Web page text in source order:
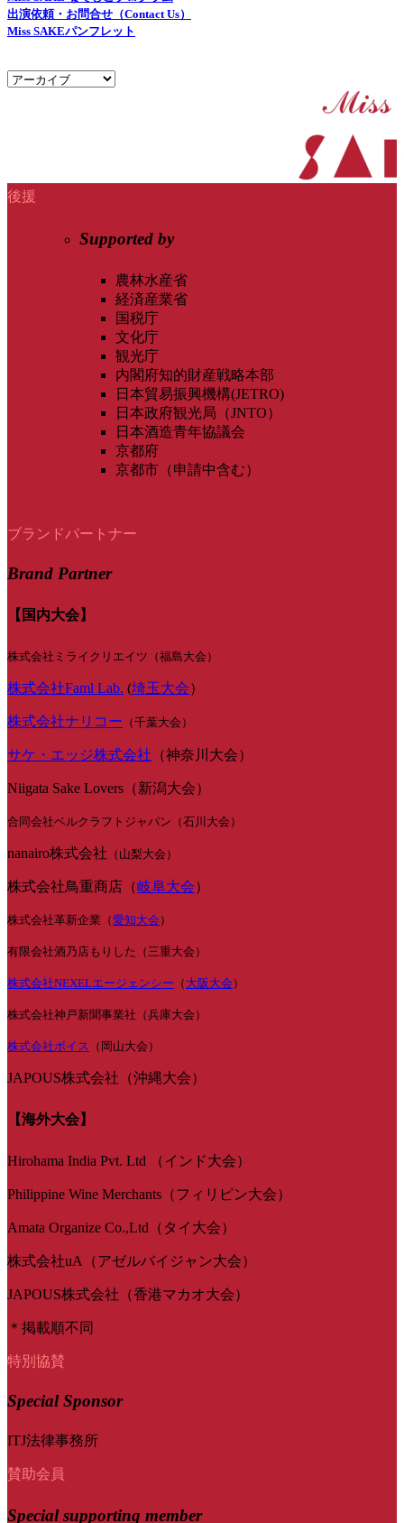
出演依頼・お問合せ（Contact Us）
Miss SAKEパンフレット
後援
Supported by
農林水産省
経済産業省
国税庁
文化庁
観光庁
内閣府知的財産戦略本部
日本貿易振興機構(JETRO)
日本政府観光局（JNTO）
日本酒造青年協議会
京都府
京都市（申請中含む）
ブランドパートナー
Brand Partner
【国内大会】
株式会社ミライクリエイツ（福島大会）
株式会社Faml Lab. (埼玉大会）
株式会社ナリコー （千葉大会）
サケ・エッジ株式会社 （神奈川大会）
Niigata Sake Lovers（新潟大会）
合同会社ベルクラフトジャパン（石川大会）
nanairo株式会社 （山梨大会）
株式会社鳥重商店（岐阜大会）
株式会社革新企業（愛知大会 ）
有限会社酒乃店もりした（三重大会）
株式会社NEXELエージェンシー （ 大阪大会 ）
株式会社神戸新聞事業社（兵庫大会）
株式会社ボイス （岡山大会）
JAPOUS株式会社（沖縄大会）
【海外大会】
Hirohama India Pvt. Ltd （インド大会）
Philippine Wine Merchants（フィリピン大会）
Amata Organize Co.,Ltd（タイ大会）
株式会社uA（アゼルバイジャン大会）
JAPOUS株式会社（香港マカオ大会）
＊掲載順不同
特別協賛
Special Sponsor
ITJ法律事務所
賛助会員
Specialsupporting member